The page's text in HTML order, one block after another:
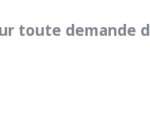
toute demande